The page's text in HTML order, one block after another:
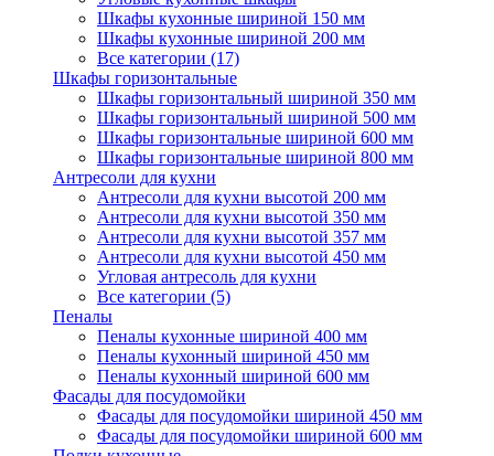
Шкафы кухонные шириной 150 мм
Шкафы кухонные шириной 200 мм
Все категории (17)
Шкафы горизонтальные
Шкафы горизонтальный шириной 350 мм
Шкафы горизонтальный шириной 500 мм
Шкафы горизонтальные шириной 600 мм
Шкафы горизонтальные шириной 800 мм
Антресоли для кухни
Антресоли для кухни высотой 200 мм
Антресоли для кухни высотой 350 мм
Антресоли для кухни высотой 357 мм
Антресоли для кухни высотой 450 мм
Угловая антресоль для кухни
Все категории (5)
Пеналы
Пеналы кухонные шириной 400 мм
Пеналы кухонный шириной 450 мм
Пеналы кухонный шириной 600 мм
Фасады для посудомойки
Фасады для посудомойки шириной 450 мм
Фасады для посудомойки шириной 600 мм